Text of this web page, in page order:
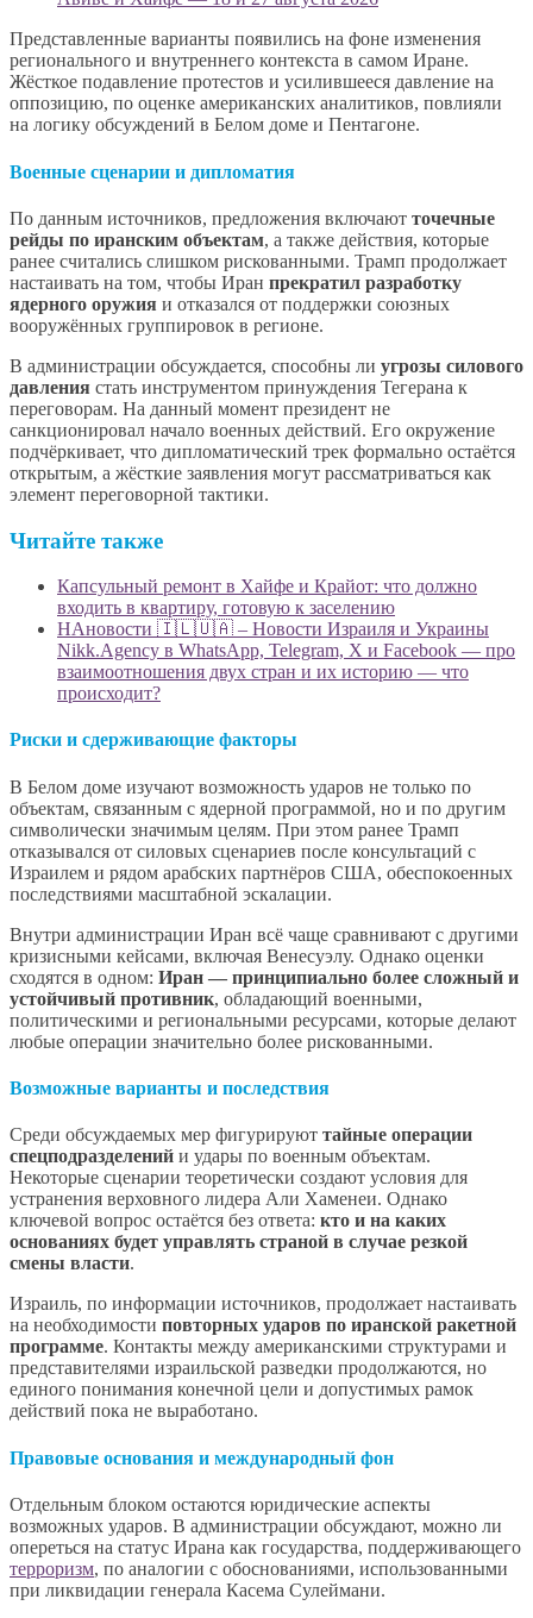
Представленные варианты появились на фоне изменения
регионального и внутреннего контекста в самом Иране.
Жёсткое подавление протестов и усилившееся давление на
оппозицию, по оценке американских аналитиков, повлияли
на логику обсуждений в Белом доме и Пентагоне.
Военные сценарии и дипломатия
По данным источников, предложения включают точечные
рейды по иранским объектам, а также действия, которые
ранее считались слишком рискованными. Трамп продолжает
настаивать на том, чтобы Иран прекратил разработку
ядерного оружия и отказался от поддержки союзных
вооружённых группировок в регионе.
В администрации обсуждается, способны ли угрозы силового
давления стать инструментом принуждения Тегерана к
переговорам. На данный момент президент не
санкционировал начало военных действий. Его окружение
подчёркивает, что дипломатический трек формально остаётся
открытым, а жёсткие заявления могут рассматриваться как
элемент переговорной тактики.
Читайте также
Капсульный ремонт в Хайфе и Крайот: что должно
входить в квартиру, готовую к заселению
НАновости 🇮🇱🇺🇦 – Новости Израиля и Украины
Nikk.Agency в WhatsApp, Telegram, X и Facebook — про
взаимоотношения двух стран и их историю — что
происходит?
Риски и сдерживающие факторы
В Белом доме изучают возможность ударов не только по
объектам, связанным с ядерной программой, но и по другим
символически значимым целям. При этом ранее Трамп
отказывался от силовых сценариев после консультаций с
Израилем и рядом арабских партнёров США, обеспокоенных
последствиями масштабной эскалации.
Внутри администрации Иран всё чаще сравнивают с другими
кризисными кейсами, включая Венесуэлу. Однако оценки
сходятся в одном: Иран — принципиально более сложный и
устойчивый противник, обладающий военными,
политическими и региональными ресурсами, которые делают
любые операции значительно более рискованными.
Возможные варианты и последствия
Среди обсуждаемых мер фигурируют тайные операции
спецподразделений и удары по военным объектам.
Некоторые сценарии теоретически создают условия для
устранения верховного лидера Али Хаменеи. Однако
ключевой вопрос остаётся без ответа: кто и на каких
основаниях будет управлять страной в случае резкой
смены власти.
Израиль, по информации источников, продолжает настаивать
на необходимости повторных ударов по иранской ракетной
программе. Контакты между американскими структурами и
представителями израильской разведки продолжаются, но
единого понимания конечной цели и допустимых рамок
действий пока не выработано.
Правовые основания и международный фон
Отдельным блоком остаются юридические аспекты
возможных ударов. В администрации обсуждают, можно ли
опереться на статус Ирана как государства, поддерживающего
терроризм, по аналогии с обоснованиями, использованными
при ликвидации генерала Касема Сулеймани.